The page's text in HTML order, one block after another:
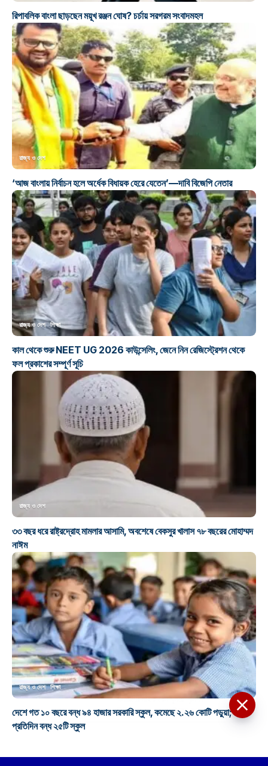
রিপাবলিক বাংলা ছাড়ছেন ময়ূখ রঞ্জন ঘোষ? চর্চায় সরগরম সংবাদমহল
রাজ্য ও দেশ
‘আজ বাংলায় নির্বাচন হলে অর্ধেক বিধায়ক হেরে যেতেন’—দাবি বিজেপি নেতার
রাজ্য ও দেশ শিক্ষা
কাল থেকে শুরু NEET UG 2026 কাউন্সেলিং, জেনে নিন রেজিস্ট্রেশন থেকে
ফল প্রকাশের সম্পূর্ণ সূচি
রাজ্য ও দেশ
৩৩ বছর ধরে রাষ্ট্রদ্রোহ মামলার আসামি, অবশেষে বেকসুর খালাস ৭৮ বছরের মোহাম্মদ
নাঈম
রাজ্য ও দেশ শিক্ষা
দেশে গত ১০ বছরে বন্ধ ৯৪ হাজার সরকারি স্কুল, কমেছে ২.২৬ কোটি পড়ুয়া; গড়ে
প্রতিদিন বন্ধ ২৫টি স্কুল
মসজিদের মাইক কেন খুলছে পুলিশ?
ডিজিপির কাছে জবাব চাইলেন নওশাদ
সিদ্দিকী; ব্যাখ্যা না মিললে আইনি পদক্ষেপের